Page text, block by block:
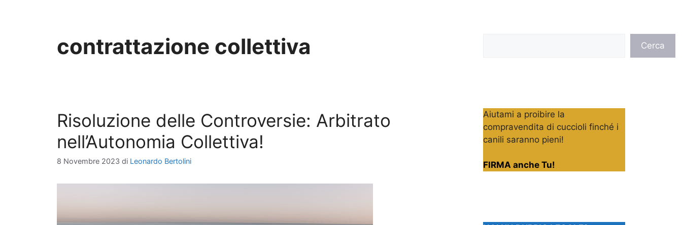
contrattazione collettiva
Risoluzione delle Controversie: Arbitrato
nell’Autonomia Collettiva!
8 Novembre 2023 di Leonardo Bertolini
Cerca
Aiutami a proibire la
compravendita di cuccioli finché i
canili saranno pieni!
FIRMA anche Tu!